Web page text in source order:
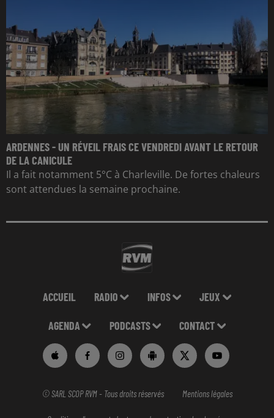
ARDENNES - UN RÉVEIL FRAIS CE VENDREDI AVANT LE RETOUR
DE LA CANICULE
Il a fait notamment 5°C à Charleville. De fortes chaleurs
sont attendues la semaine prochaine.
ACCUEIL RADIO INFOS JEUX
AGENDA PODCASTS CONTACT
© SARL SCOP RVM - Tous droits réservés Mentions légales